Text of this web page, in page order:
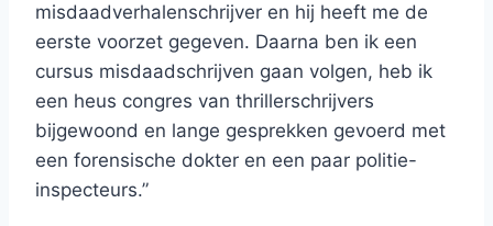
misdaadverhalenschrijver en hij heeft me de
eerste voorzet gegeven. Daarna ben ik een
cursus misdaadschrijven gaan volgen, heb ik
een heus congres van thrillerschrijvers
bijgewoond en lange gesprekken gevoerd met
een forensische dokter en een paar politie-
inspecteurs.”